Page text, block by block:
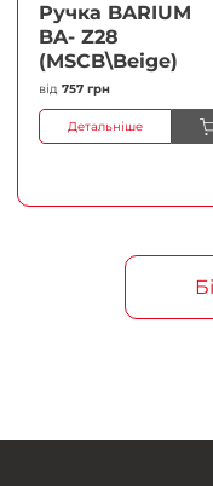
Ручка BARIUM
BA- Z28
(MSCB\Beige)
від 757 грн
Детальніше